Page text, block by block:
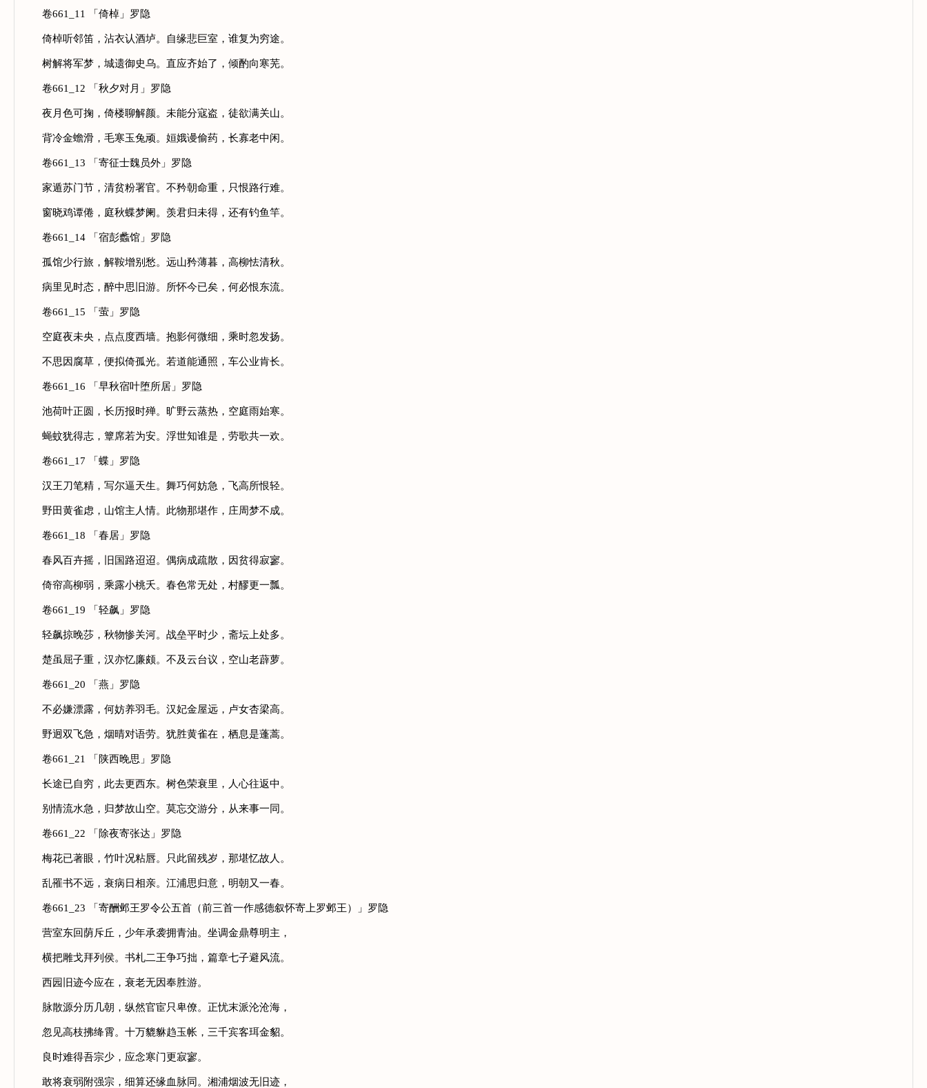
卷661_11 「倚棹」罗隐
倚棹听邻笛，沾衣认酒垆。自缘悲巨室，谁复为穷途。
树解将军梦，城遗御史乌。直应齐始了，倾酌向寒芜。
卷661_12 「秋夕对月」罗隐
夜月色可掬，倚楼聊解颜。未能分寇盗，徒欲满关山。
背冷金蟾滑，毛寒玉兔顽。姮娥谩偷药，长寡老中闲。
卷661_13 「寄征士魏员外」罗隐
家遁苏门节，清贫粉署官。不矜朝命重，只恨路行难。
窗晓鸡谭倦，庭秋蝶梦阑。羡君归未得，还有钓鱼竿。
卷661_14 「宿彭蠡馆」罗隐
孤馆少行旅，解鞍增别愁。远山矜薄暮，高柳怯清秋。
病里见时态，醉中思旧游。所怀今已矣，何必恨东流。
卷661_15 「萤」罗隐
空庭夜未央，点点度西墙。抱影何微细，乘时忽发扬。
不思因腐草，便拟倚孤光。若道能通照，车公业肯长。
卷661_16 「早秋宿叶堕所居」罗隐
池荷叶正圆，长历报时殚。旷野云蒸热，空庭雨始寒。
蝇蚊犹得志，簟席若为安。浮世知谁是，劳歌共一欢。
卷661_17 「蝶」罗隐
汉王刀笔精，写尔逼天生。舞巧何妨急，飞高所恨轻。
野田黄雀虑，山馆主人情。此物那堪作，庄周梦不成。
卷661_18 「春居」罗隐
春风百卉摇，旧国路迢迢。偶病成疏散，因贫得寂寥。
倚帘高柳弱，乘露小桃夭。春色常无处，村醪更一瓢。
卷661_19 「轻飙」罗隐
轻飙掠晚莎，秋物惨关河。战垒平时少，斋坛上处多。
楚虽屈子重，汉亦忆廉颇。不及云台议，空山老薜萝。
卷661_20 「燕」罗隐
不必嫌漂露，何妨养羽毛。汉妃金屋远，卢女杏梁高。
野迥双飞急，烟晴对语劳。犹胜黄雀在，栖息是蓬蒿。
卷661_21 「陕西晚思」罗隐
长途已自穷，此去更西东。树色荣衰里，人心往返中。
别情流水急，归梦故山空。莫忘交游分，从来事一同。
卷661_22 「除夜寄张达」罗隐
梅花已著眼，竹叶况粘唇。只此留残岁，那堪忆故人。
乱罹书不远，衰病日相亲。江浦思归意，明朝又一春。
卷661_23 「寄酬邺王罗令公五首（前三首一作感德叙怀寄上罗邺王）」罗隐
营室东回荫斥丘，少年承袭拥青油。坐调金鼎尊明主，
横把雕戈拜列侯。书札二王争巧拙，篇章七子避风流。
西园旧迹今应在，衰老无因奉胜游。
脉散源分历几朝，纵然官宦只卑僚。正忧末派沦沧海，
忽见高枝拂绛霄。十万貔貅趋玉帐，三千宾客珥金貂。
良时难得吾宗少，应念寒门更寂寥。
敢将衰弱附强宗，细算还缘血脉同。湘浦烟波无旧迹，